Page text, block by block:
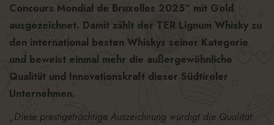
Concours Mondial de Bruxelles 2025“ mit Gold
ausgezeichnet. Damit zählt der TER Lignum Whisky zu
den international besten Whiskys seiner Kategorie
und beweist einmal mehr die außergewöhnliche
Qualität und Innovationskraft dieser Südtiroler
Unternehmen.
„Diese prestigeträchtige Auszeichnung würdigt die Qualität